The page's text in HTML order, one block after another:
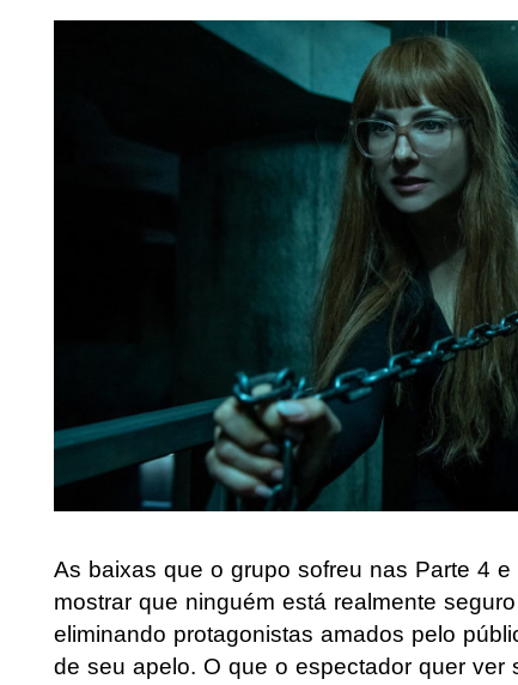
As baixas que o grupo sofreu nas Parte 4
mostrar que ninguém está realmente
eliminando protagonistas amados pelo
de seu apelo. O que o espectador quer ver